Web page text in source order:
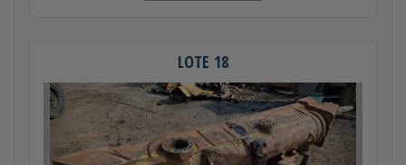
LOTE 18
Anterior Próximo